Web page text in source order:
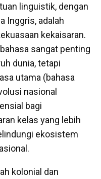
linguistik, dengan
Inggris, adalah
kekaisaran.
sangat penting
dunia, tetapi
utama (bahasa
nasional
bagi
kelas yang lebih
ekosistem
kolonial dan